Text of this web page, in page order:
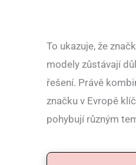
To ukazuje, že
modely zůstávají
řešení. Právě
značku v Evropě
pohybují různým